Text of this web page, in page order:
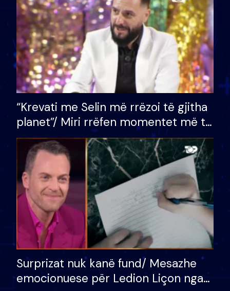
“Krevati me Selin më rrëzoi të gjitha
planet”/ Miri rrëfen momentet më të
bukura në shtëpinë e BB VIP: Do më
mungojë zilja e mëngjesit kur…
Surprizat nuk kanë fund/ Mesazhe
emocionuese për Ledion Liçon nga